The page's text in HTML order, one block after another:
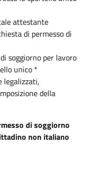
attestante
di permesso di
soggiorno per lavoro
unico *
legalizzati,
della
di soggiorno
non italiano